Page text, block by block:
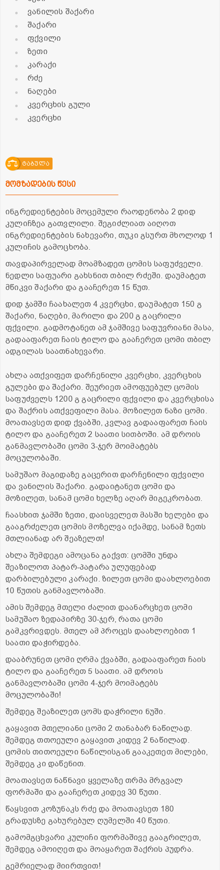
ვანილის შაქარი
შაქარი
ფქვილი
ზეთი
კარაქი
რძე
ნაღები
კვერცხის გული
კვერცხი
ტაბულა
მომზადების წესი
ინგრედიენტების მოცემული რაოდენობა 2 დიდ
კულიჩზეა გათვლილი. შეგიძლიათ აიღოთ
ინგრედიენტების ნახევარი, თუკი გსურთ მხოლოდ 1
კულიჩის გამოცხობა.
თავდაპირველად მოამზადეთ ცომის საფუძველი.
ნედლი საფუარი გახსნით თბილ რძეში. დაუმატეთ
მწიკვი შაქარი და გააჩერეთ 15 წუთ.
დიდ ჯამში ჩაახალეთ 4 კვერცხი, დაუმატეთ 150 გ
შაქარი, ნაღები, მარილი და 200 გ გაცრილი
ფქვილი. გადმოტანეთ ამ ჯამშივე საფუვრიანი მასა,
გადააფარეთ ჩაის ტილო და გააჩერეთ ცომი თბილ
ადგილას საათნახევარი.
ახლა ათქვიფეთ დარჩენილი კვერცხი, კვერცხის
გულები და შაქარი. შეურიეთ ამოფუებულ ცომის
საფუძველს 1200 გ გაცრილი ფქვილი და კვერცხისა
და შაქრის ათქვეფილი მასა. მოზილეთ ნაზი ცომი.
მოათავსეთ დიდ ქვაბში, კვლავ გადააფარეთ ჩაის
ტილო და გააჩერეთ 2 საათი სითბოში. ამ დროის
განმავლობაში ცომი 3-ჯერ მოიმატებს
მოცულობაში.
სამუშაო მაგიდაზე გაცერით დარჩენილი ფქვილი
და ვანილის შაქარი. გადაიტანეთ ცომი და
მოზილეთ, სანამ ცომი ხელზე აღარ მიგეკრობათ.
ჩაასხით ჯამში ზეთი, დაისველეთ მასში ხელები და
გააგრძელეთ ცომის მოზელვა იქამდე, სანამ ზეთს
მთლიანად არ შეაზელთ!
ახლა შემდეგი ამოცანა გაქვთ: ცომში უნდა
შეაზილოთ პატარ-პატარა ულუფებად
დარბილებული კარაქი. ზილეთ ცომი დაახლოებით
10 წუთის განმავლობაში.
ამის შემდეგ მთელი ძალით დაანარცხეთ ცომი
სამუშაო ზედაპირზე 30-ჯერ, რათა ცომი
გამკვრივდეს. მთელ ამ პროცეს დაახლოებით 1
საათი დაჭირდება.
დააბრუნეთ ცომი ღრმა ქვაბში, გადააფარეთ ჩაის
ტილო და გააჩერეთ 5 საათი. ამ დროის
განმავლობაში ცომი 4-ჯერ მოიმატებს
მოცულობაში!
შემდეგ შეაზილეთ ცომს დაჭრილი ნუში.
გაყავით მთელიანი ცომი 2 თანაბარ ნაწილად.
შემდეგ თთოეული გაყავით კიდევ 2 ნაწილად.
ცომის თითოეული ნაწილისგან გააკეთეთ მილები,
შემდეგ კი დაწენით.
მოათავსეთ ნაწნავი ყველაზე თრმა მრგვალ
ფორმაში და გააჩერეთ კიდევ 30 წუთი.
წაყსვით კოზუნაკს რძე და მოათავსეთ 180
გრადუსზე გახურებულ ღუმელში 40 წუთი.
გამომგცხვარი კულიჩი ფორმაშივე გააგრილეთ,
შემდეგ ამოიღეთ და მოაყარეთ შაქრის პუდრა.
გემრიელად მიირთვით!